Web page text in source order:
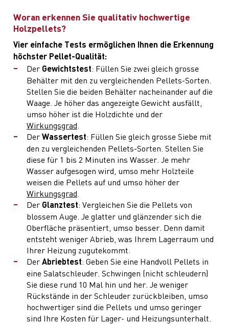
Woran erkennen Sie qualitativ hochwertige
Holzpellets?
Vier einfache Tests ermöglichen Ihnen die Erkennung
höchster Pellet-Qualität:
Der Gewichtstest: Füllen Sie zwei gleich grosse
Behälter mit den zu vergleichenden Pellets-Sorten.
Stellen Sie die beiden Behälter nacheinander auf die
Waage. Je höher das angezeigte Gewicht ausfällt,
umso höher ist die Holzdichte und der
Wirkungsgrad
DerWassertest: Füllen Sie gleich grosse Siebe mit
den zu vergleichenden Pellets-Sorten. Stellen Sie
diese für 1 bis 2 Minuten ins Wasser. Je mehr
Wasser aufgesogen wird, umso mehr Holzteile
weisen die Pellets auf und umso höher der
Wirkungsgrad
Der Glanztest: Vergleichen Sie die Pellets von
blossem Auge. Je glatter und glänzender sich die
Oberfläche präsentiert, umso besser. Denn damit
entsteht weniger Abrieb, was Ihrem Lagerraum und
Ihrer Heizung zugutekommt.
DerAbriebtest: Geben Sie eine Handvoll Pellets in
eine Salatschleuder. Schwingen (nicht schleudern)
Sie diese rund 10 Mal hin und her. Je weniger
Rückstände in der Schleuder zurückbleiben, umso
hochwertiger sind die Pellets und umso geringer
sind Ihre Kosten für Lager- und Heizungsunterhalt.